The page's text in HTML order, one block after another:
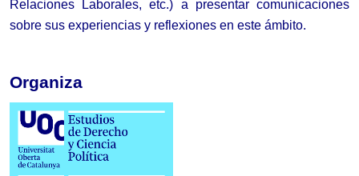
Relaciones Laborales, etc.) a presentar comunicaciones
sobre sus experiencias y reflexiones en este ámbito.
Organiza